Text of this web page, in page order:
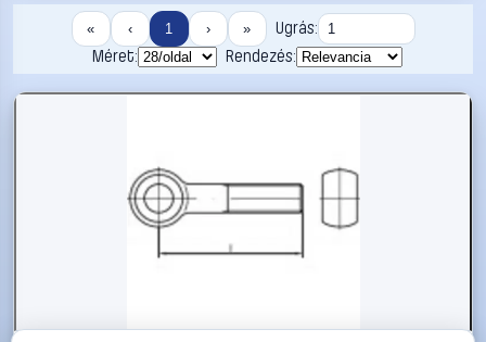
« ‹ 1 › »
Ugrás:
Méret:
Rendezés: